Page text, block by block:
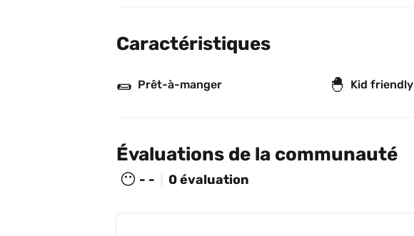
Caractéristiques
🌯 Prêt-à-manger 🐣 Kid friendly
Évaluations de la communauté
😶 - - 0 évaluation